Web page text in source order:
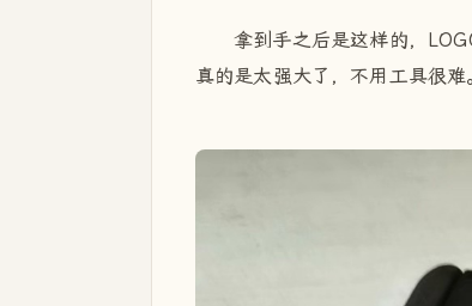
拿到手之后是这样的，
真的是太强大了，不用工具很难